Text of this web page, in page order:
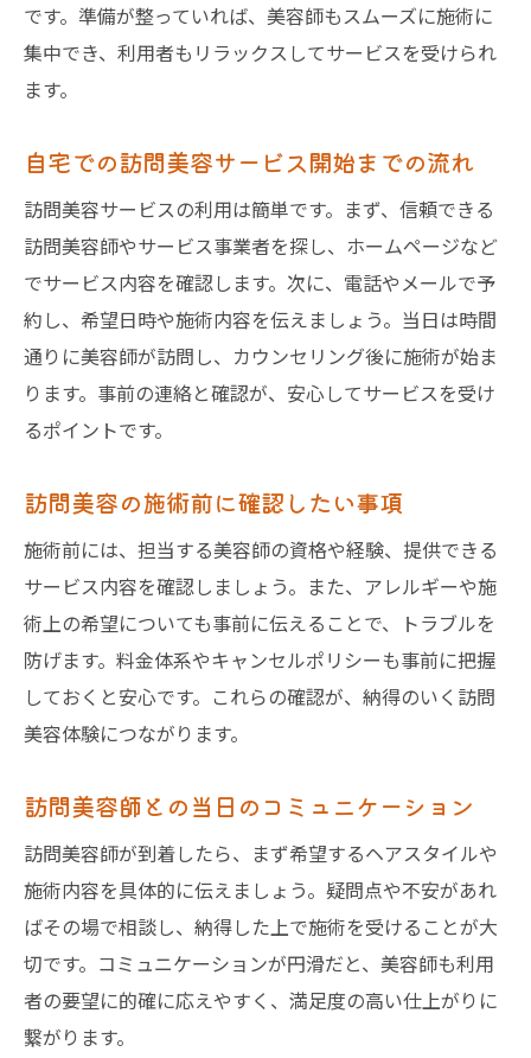
です。準備が整っていれば、美容師もスムーズに施術に
集中でき、利用者もリラックスしてサービスを受けられ
ます。
自宅での訪問美容サービス開始までの流れ
訪問美容サービスの利用は簡単です。まず、信頼できる
訪問美容師やサービス事業者を探し、ホームページなど
でサービス内容を確認します。次に、電話やメールで予
約し、希望日時や施術内容を伝えましょう。当日は時間
通りに美容師が訪問し、カウンセリング後に施術が始ま
ります。事前の連絡と確認が、安心してサービスを受け
るポイントです。
訪問美容の施術前に確認したい事項
施術前には、担当する美容師の資格や経験、提供できる
サービス内容を確認しましょう。また、アレルギーや施
術上の希望についても事前に伝えることで、トラブルを
防げます。料金体系やキャンセルポリシーも事前に把握
しておくと安心です。これらの確認が、納得のいく訪問
美容体験につながります。
訪問美容師との当日のコミュニケーション
訪問美容師が到着したら、まず希望するヘアスタイルや
施術内容を具体的に伝えましょう。疑問点や不安があれ
ばその場で相談し、納得した上で施術を受けることが大
切です。コミュニケーションが円滑だと、美容師も利用
者の要望に的確に応えやすく、満足度の高い仕上がりに
繋がります。